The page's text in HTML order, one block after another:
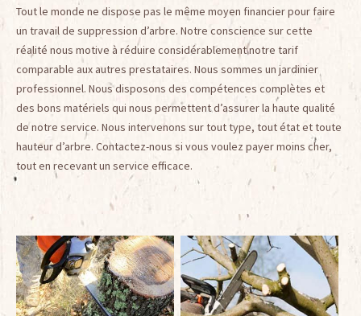
Tout le monde ne dispose pas le même moyen financier pour faire
un travail de suppression d’arbre. Notre conscience sur cette
réalité nous motive à réduire considérablement notre tarif
comparable aux autres prestataires. Nous sommes un jardinier
professionnel. Nous disposons des compétences complètes et
des bons matériels qui nous permettent d’assurer la haute qualité
de notre service. Nous intervenons sur tout type, tout état et toute
hauteur d’arbre. Contactez-nous si vous voulez payer moins cher,
tout en recevant un service efficace.